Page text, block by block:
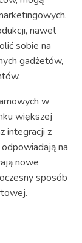
nawet
sobie na
gadżetów,
w
większej
integracji z
na
nowe
sposób